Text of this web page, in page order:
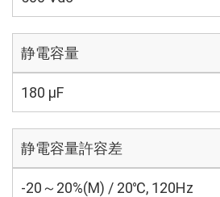
静電容量
180 µF
静電容量許容差
-20～20%(M) / 20℃, 120Hz